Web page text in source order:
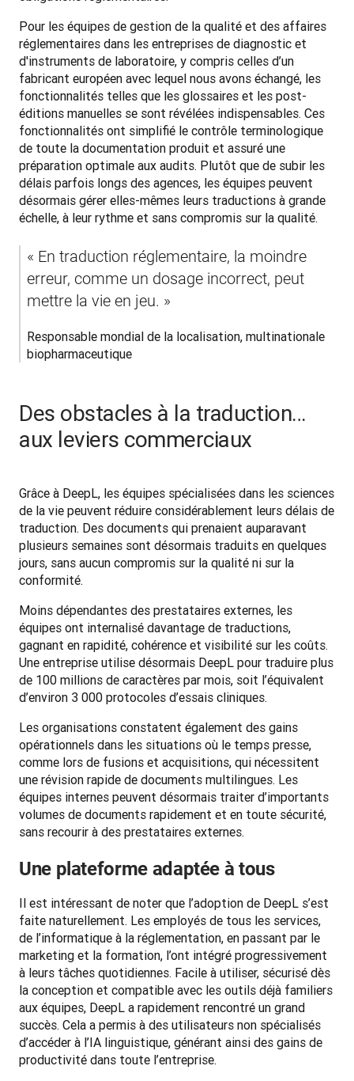
Pour les équipes de gestion de la qualité et des affaires
réglementaires dans les entreprises de diagnostic et
d'instruments de laboratoire, y compris celles d’un
fabricant européen avec lequel nous avons échangé, les
fonctionnalités telles que les glossaires et les post-
éditions manuelles se sont révélées indispensables. Ces
fonctionnalités ont simplifié le contrôle terminologique
de toute la documentation produit et assuré une
préparation optimale aux audits. Plutôt que de subir les
délais parfois longs des agences, les équipes peuvent
désormais gérer elles-mêmes leurs traductions à grande
échelle, à leur rythme et sans compromis sur la qualité.
« En traduction réglementaire, la moindre
erreur, comme un dosage incorrect, peut
mettre la vie en jeu. »
Responsable mondial de la localisation, multinationale
biopharmaceutique
Des obstacles à la traduction…
aux leviers commerciaux
Grâce à DeepL, les équipes spécialisées dans les sciences
de la vie peuvent réduire considérablement leurs délais de
traduction. Des documents qui prenaient auparavant
plusieurs semaines sont désormais traduits en quelques
jours, sans aucun compromis sur la qualité ni sur la
conformité.
Moins dépendantes des prestataires externes, les
équipes ont internalisé davantage de traductions,
gagnant en rapidité, cohérence et visibilité sur les coûts.
Une entreprise utilise désormais DeepL pour traduire plus
de 100 millions de caractères par mois, soit l’équivalent
d’environ 3 000 protocoles d’essais cliniques.
Les organisations constatent également des gains
opérationnels dans les situations où le temps presse,
comme lors de fusions et acquisitions, qui nécessitent
une révision rapide de documents multilingues. Les
équipes internes peuvent désormais traiter d’importants
volumes de documents rapidement et en toute sécurité,
sans recourir à des prestataires externes.
Une plateforme adaptée à tous
Il est intéressant de noter que l’adoption de DeepL s’est
faite naturellement. Les employés de tous les services,
de l’informatique à la réglementation, en passant par le
marketing et la formation, l’ont intégré progressivement
à leurs tâches quotidiennes. Facile à utiliser, sécurisé dès
la conception et compatible avec les outils déjà familiers
aux équipes, DeepL a rapidement rencontré un grand
succès. Cela a permis à des utilisateurs non spécialisés
d’accéder à l’IA linguistique, générant ainsi des gains de
productivité dans toute l’entreprise.